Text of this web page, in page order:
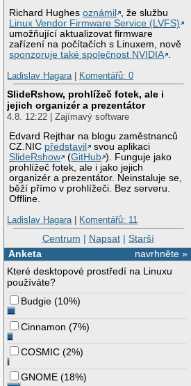
Richard Hughesoznámil
, že službu
Linux Vendor Firmware Service (LVFS)
umožňující aktualizovat firmware
zařízení na počítačích s Linuxem, nově
sponzoruje také společnost NVIDIA .
Ladislav Hagara| Komentářů: 0
SlideRshow, prohlížeč fotek, ale i
jejich organizér a prezentátor
4.8. 12:22 | Zajímavý software
Edvard Rejthar na blogu zaměstnanců
CZ.NIC představil
svou aplikaci
SlideRshow
(GitHub ). Funguje jako
prohlížeč fotek, ale i jako jejich
organizér a prezentátor. Neinstaluje se,
běží přímo v prohlížeči. Bez serveru.
Offline.
Ladislav Hagara| Komentářů: 11
Centrum | Napsat| Starší
navrhněte »
Anketa
Které desktopové prostředí na Linuxu
používáte?
Budgie (10%)
Cinnamon (7%)
COSMIC (2%)
GNOME (18%)